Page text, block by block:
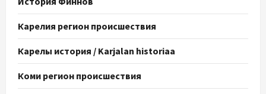
Карелия регион происшествия
Карелы история / Karjalan historiaa
Коми регион происшествия